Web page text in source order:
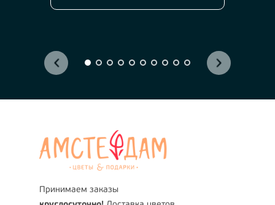
Принимаем заказы